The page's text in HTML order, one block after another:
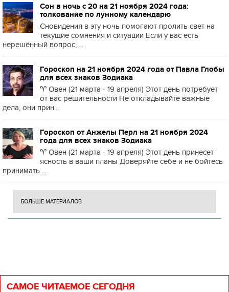
Сон в ночь с 20 на 21 ноября 2024 года:
толкование по лунному календарю
Сновидения в эту ночь помогают пролить свет на
текущие сомнения и ситуации Если у вас есть
нерешённый вопрос, ...
Гороскоп на 21 ноября 2024 года от Павла Глобы
для всех знаков Зодиака
♈️ Овен (21 марта - 19 апреля) Этот день потребует
от вас решительности Не откладывайте важные
дела, они прин...
Гороскоп от Анжелы Перл на 21 ноября 2024
года для всех знаков Зодиака
♈️ Овен (21 марта - 19 апреля) Этот день принесет
ясность в ваши планы Доверяйте себе и не бойтесь
принимать ...
БОЛЬШЕ МАТЕРИАЛОВ
САМОЕ ЧИТАЕМОЕ СЕГОДНЯ